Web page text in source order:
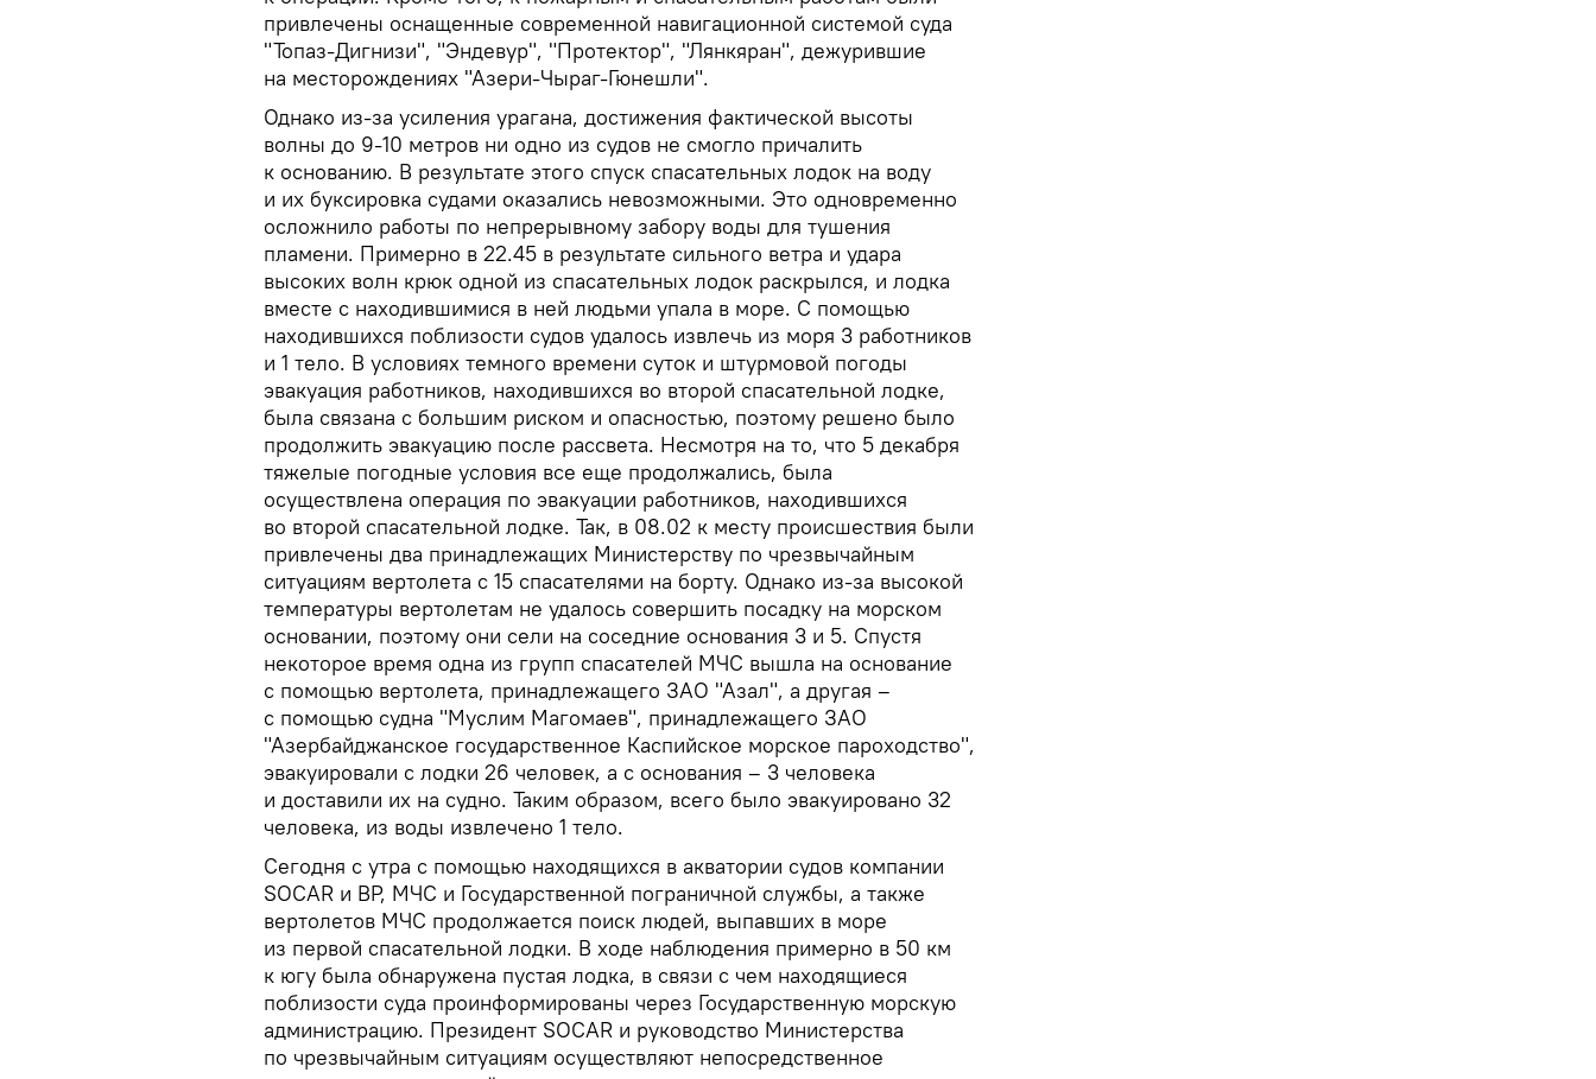
привлечены оснащенные современной навигационной системой суда
"Топаз-Дигнизи", "Эндевур", "Протектор", "Лянкяран", дежурившие
на месторождениях "Азери-Чыраг-Гюнешли".
Однако из-за усиления урагана, достижения фактической высоты
волны до 9-10 метров ни одно из судов не смогло причалить
к основанию. В результате этого спуск спасательных лодок на воду
и их буксировка судами оказались невозможными. Это одновременно
осложнило работы по непрерывному забору воды для тушения
пламени. Примерно в 22.45 в результате сильного ветра и удара
высоких волн крюк одной из спасательных лодок раскрылся, и лодка
вместе с находившимися в ней людьми упала в море. С помощью
находившихся поблизости судов удалось извлечь из моря 3 работников
и 1 тело. В условиях темного времени суток и штурмовой погоды
эвакуация работников, находившихся во второй спасательной лодке,
была связана с большим риском и опасностью, поэтому решено было
продолжить эвакуацию после рассвета. Несмотря на то, что 5 декабря
тяжелые погодные условия все еще продолжались, была
осуществлена операция по эвакуации работников, находившихся
во второй спасательной лодке. Так, в 08.02 к месту происшествия были
привлечены два принадлежащих Министерству по чрезвычайным
ситуациям вертолета с 15 спасателями на борту. Однако из-за высокой
температуры вертолетам не удалось совершить посадку на морском
основании, поэтому они сели на соседние основания 3 и 5. Спустя
некоторое время одна из групп спасателей МЧС вышла на основание
с помощью вертолета, принадлежащего ЗАО "Азал", а другая –
с помощью судна "Муслим Магомаев", принадлежащего ЗАО
"Азербайджанское государственное Каспийское морское пароходство",
эвакуировали с лодки 26 человек, а с основания – 3 человека
и доставили их на судно. Таким образом, всего было эвакуировано 32
человека, из воды извлечено 1 тело.
Сегодня с утра с помощью находящихся в акватории судов компании
SOCAR и BP, МЧС и Государственной пограничной службы, а также
вертолетов МЧС продолжается поиск людей, выпавших в море
из первой спасательной лодки. В ходе наблюдения примерно в 50 км
к югу была обнаружена пустая лодка, в связи с чем находящиеся
поблизости суда проинформированы через Государственную морскую
администрацию. Президент SOCAR и руководство Министерства
по чрезвычайным ситуациям осуществляют непосредственное